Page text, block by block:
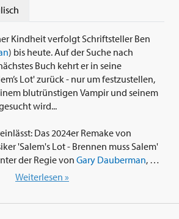
Kindheit verfolgt Schriftsteller Ben
) bis heute. Auf der Suche nach
Buch kehrt er in seine
Lot' zurück - nur um festzustellen,
blutrünstigen Vampir und seinem
wird...
Das 2024er Remake von
'Salem's Lot - Brennen muss Salem'
der Regie von Gary Dauberman, der
Filmjahr 2019 inszenierte. Besetzt ist
Weiterlesen »